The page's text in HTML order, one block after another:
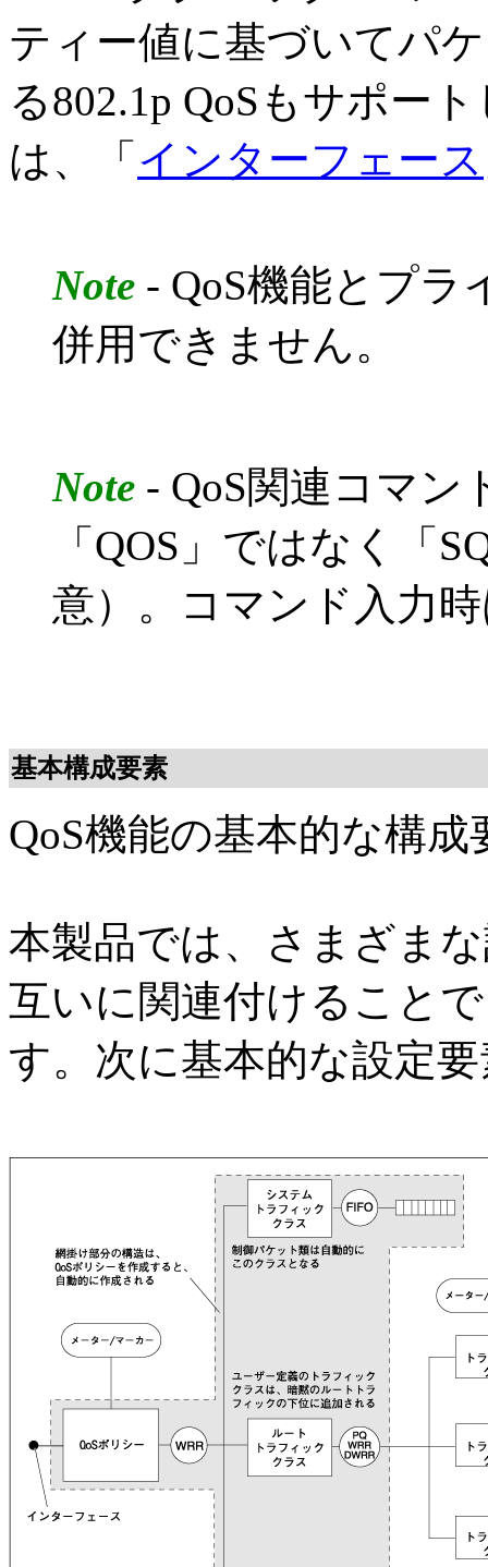
ティー値に基づいてパ
る802.1p QoSもサポー
は、「 インターフェース
Note - QoS機能とプ
併用できません。
Note - QoS関連コマン
「QOS」ではなく「
意）。コマンド入力
基本構成要素
QoS機能の基本的な構
本製品では、さまざま
互いに関連付けること
す。次に基本的な設定